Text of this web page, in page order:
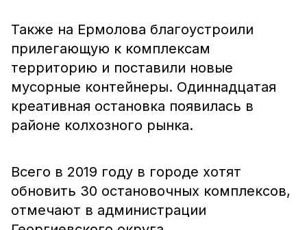
Также на Ермолова благоустроили
прилегающую к комплексам
территорию и поставили новые
мусорные контейнеры. Одиннадцатая
креативная остановка появилась в
районе колхозного рынка.
Всего в 2019 году в городе хотят
обновить 30 остановочных комплексов,
отмечают в администрации